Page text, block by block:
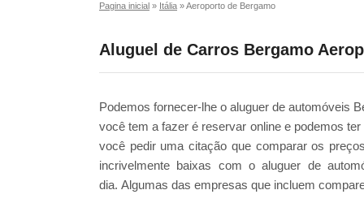
Pagina inicial » Itália »Aeroporto de Bergamo
Aluguel de Carros Bergamo
Podemos fornecer-lhe o aluguer de automóveis
você tem a fazer é reservar online e podemos
você pedir uma citação que comparar os
incrivelmente baixas com o aluguer de
dia. Algumas das empresas que incluem